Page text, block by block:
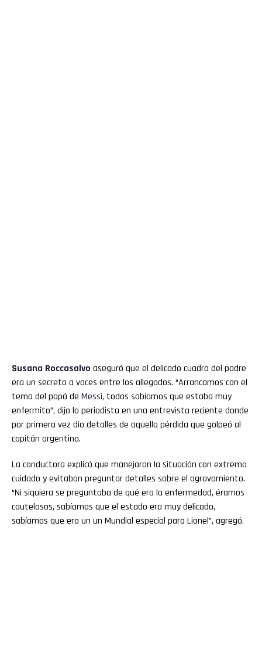
Susana Roccasalvo aseguró que el delicado cuadro del padre
era un secreto a voces entre los allegados. “Arrancamos con el
tema del papá de Messi, todos sabíamos que estaba muy
enfermito”, dijo la periodista en una entrevista reciente donde
por primera vez dio detalles de aquella pérdida que golpeó al
capitán argentino.
La conductora explicó que manejaron la situación con extremo
cuidado y evitaban preguntar detalles sobre el agravamiento.
“Ni siquiera se preguntaba de qué era la enfermedad, éramos
cautelosos, sabíamos que el estado era muy delicado,
sabíamos que era un un Mundial especial para Lionel”, agregó.